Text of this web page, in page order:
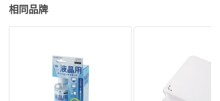
相同品牌